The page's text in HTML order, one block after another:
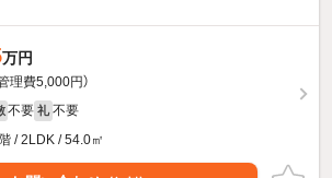
万円
管理費5,000円）
不要 礼 不要
/ 2LDK / 54.0㎡